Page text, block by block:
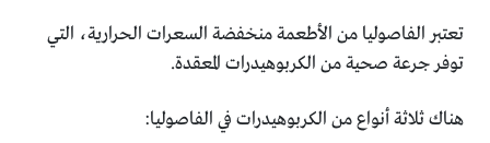
تعتبر الفاصوليا من الأطعمة منخفضة السعرات الحرارية، التي
توفر ‏جرعة صحية من الكربوهيدرات المعقدة. ‏
هناك ثلاثة أنواع من الكربوهيدرات في الفاصوليا:‏